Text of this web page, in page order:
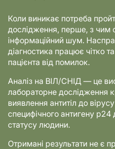
Коли виникає потреба
дослідження, перше, з чим
інформаційний шум.
діагностика працює чітко
пацієнта від помилок.
Аналіз на ВІЛ/СНІД — це
лабораторне дослідження
виявлення антитіл до
специфічного антигену p24
статусу людини.
Отримані результати не є